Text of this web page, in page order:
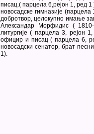
писац.( парцела 6,рејон 1, ред
новосадске гимназије
добротвор, целокупно имање
Александар Морфидис (
литургије ( парцела 3, рејон
официр и писац ( парцела 6,
новосадски сенатор, брат
1).